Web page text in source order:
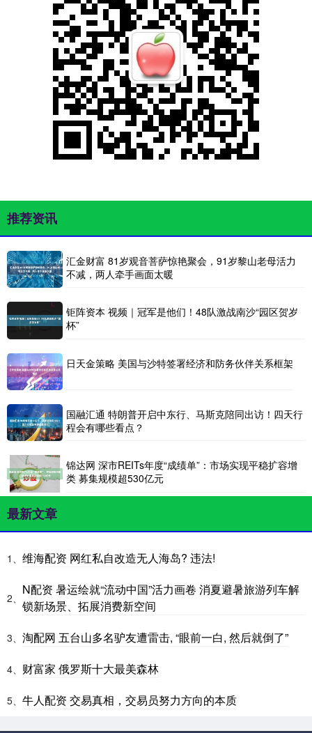
推荐资讯
汇金财富 81岁观音菩萨惊艳聚会，91岁黎山老母活力
不减，两人牵手画面太暖
钜阵资本 视频｜冠军是他们！48队激战南沙“园区贺岁
杯”
日天金策略 美国与沙特签署经济和防务伙伴关系框架
国融汇通 特朗普开启中东行、马斯克陪同出访！四天行
程会有哪些看点？
锦达网 深市REITs年度“成绩单”：市场实现平稳扩容增
类 募集规模超530亿元
最新文章
1、 维海配资 网红私自改造无人海岛? 违法!
2、
N配资 暑运绘就“流动中国”活力画卷 消夏避暑旅游列车解
锁新场景、拓展消费新空间
3、 淘配网 五台山多名驴友遭雷击, “眼前一白, 然后就倒了”
4、 财富家 俄罗斯十大最美森林
5、 牛人配资 交易真相，交易员努力方向的本质